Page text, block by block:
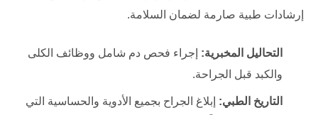
إرشادات طبية صارمة لضمان السلامة.
التحاليل المخبرية: إجراء فحص دم شامل ووظائف الكلى
والكبد قبل الجراحة.
التاريخ الطبي: إبلاغ الجراح بجميع الأدوية والحساسية التي